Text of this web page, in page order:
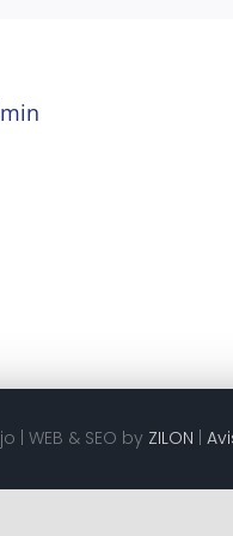
| WEB & SEO by ZILON